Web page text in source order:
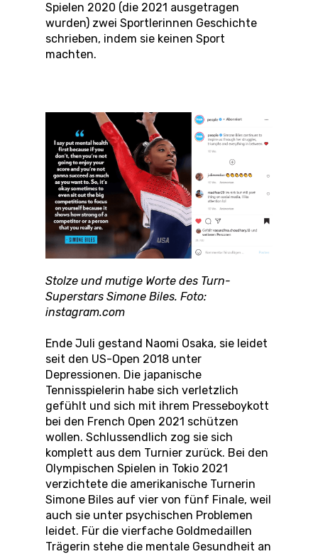
Spielen 2020 (die 2021 ausgetragen
wurden) zwei Sportlerinnen Geschichte
schrieben, indem sie keinen Sport
machten.
Stolze und mutige Worte des Turn-
Superstars Simone Biles. Foto:
instagram.com
Ende Juli gestand Naomi Osaka, sie leidet
seit den US-Open 2018 unter
Depressionen. Die japanische
Tennisspielerin habe sich verletzlich
gefühlt und sich mit ihrem Presseboykott
bei den French Open 2021 schützen
wollen. Schlussendlich zog sie sich
komplett aus dem Turnier zurück. Bei den
Olympischen Spielen in Tokio 2021
verzichtete die amerikanische Turnerin
Simone Biles auf vier von fünf Finale, weil
auch sie unter psychischen Problemen
leidet. Für die vierfache Goldmedaillen
Trägerin stehe die mentale Gesundheit an